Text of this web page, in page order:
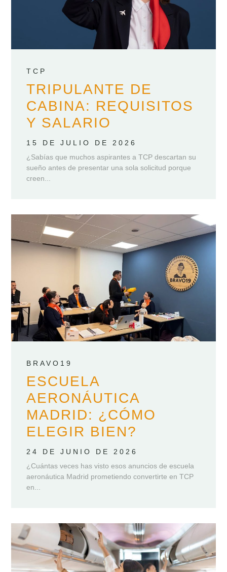
TCP
TRIPULANTE DE
CABINA: REQUISITOS
Y SALARIO
15 DE JULIO DE 2026
¿Sabías que muchos aspirantes a TCP descartan su
sueño antes de presentar una sola solicitud porque
creen...
BRAVO19
ESCUELA
AERONÁUTICA
MADRID: ¿CÓMO
ELEGIR BIEN?
24 DE JUNIO DE 2026
¿Cuántas veces has visto esos anuncios de escuela
aeronáutica Madrid prometiendo convertirte en TCP
en...